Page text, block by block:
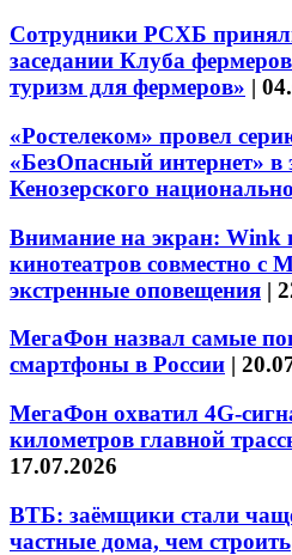
Сотрудники РСХБ
заседании Клуба
туризм для фермеров» |
«Ростелеком» провел
«БезОпасный интернет» в
Кенозерского
Внимание на экран: Wink
кинотеатров совместно с
экстренные оповещения |
МегаФон назвал самые
смартфоны в России |
МегаФон охватил 4G-
километров главной
17.07.2026
ВТБ: заёмщики стали
частные дома, чем строить